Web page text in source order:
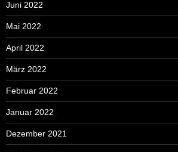
Juni 2022
Mai 2022
April 2022
März 2022
Februar 2022
Januar 2022
Dezember 2021